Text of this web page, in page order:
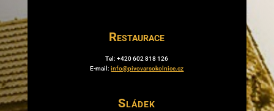
Restaurace
Tel: +420 602 818 126
E-mail:info@pivovarsokolnice.cz
Sládek